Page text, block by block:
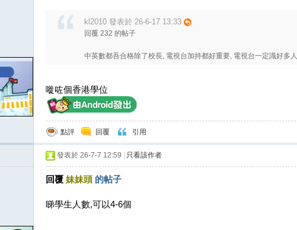
kl2010 發表於 26-6-17 13:33
回覆 232 的帖子
中英數都吾合格除了校長, 電視台加持都好重要, 電視台一定識好多人
嘥咗個香港學位
點評 回覆 引用
發表於 26-7-7 12:59 只看該作者
回覆 妹妹頭 的帖子
睇學生人數,可以4-6個